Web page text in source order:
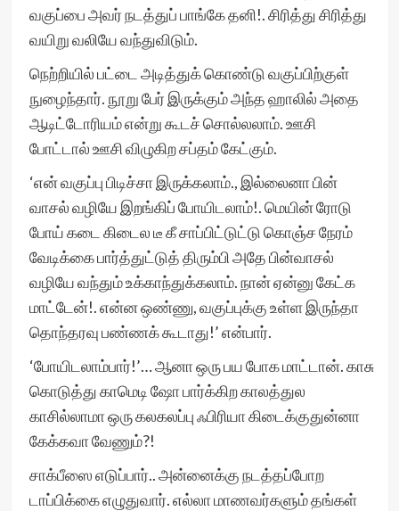
வகுப்பை அவர் நடத்துப் பாங்கே தனி!. சிரித்து சிரித்து
வயிறு வலியே வந்துவிடும்.
நெற்றியில் பட்டை அடித்துக் கொண்டு வகுப்பிற்குள்
நுழைந்தார். நூறு பேர் இருக்கும் அந்த ஹாலில் அதை
ஆடிட்டோரியம் என்று கூடச் சொல்லலாம். ஊசி
போட்டால் ஊசி விழுகிற சப்தம் கேட்கும்.
‘என் வகுப்பு பிடிச்சா இருக்கலாம்., இல்லைனா பின்
வாசல் வழியே இறங்கிப் போயிடலாம்!. மெயின் ரோடு
போய் கடை கிடைல டீ கீ சாப்பிட்டுட்டு கொஞ்ச நேரம்
வேடிக்கை பார்த்துட்டுத் திரும்பி அதே பின்வாசல்
வழியே வந்தும் உக்காந்துக்கலாம். நான் ஏன்னு கேட்க
மாட்டேன்!. என்ன ஒண்ணு, வகுப்புக்கு உள்ள இருந்தா
தொந்தரவு பண்ணக் கூடாது!’ என்பார்.
‘போயிடலாம்பார்!’… ஆனா ஒரு பய போக மாட்டான். காசு
கொடுத்து காமெடி ஷோ பார்க்கிற காலத்துல
காசில்லாமா ஒரு கலகலப்பு ஃபிரியா கிடைக்குதுன்னா
கேக்கவா வேணும்?!
சாக்பீஸை எடுப்பார்.. அன்னைக்கு நடத்தப்போற
டாப்பிக்கை எழுதுவார். எல்லா மாணவர்களும் தங்கள்